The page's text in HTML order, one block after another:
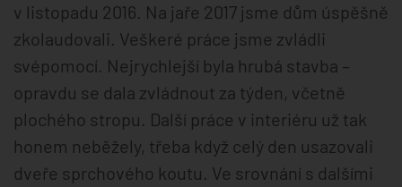
v listopadu 2016. Na jaře 2017 jsme dům úspěšně
zkolaudovali. Veškeré práce jsme zvládli
svépomocí. Nejrychlejší byla hrubá stavba –
opravdu se dala zvládnout za týden, včetně
plochého stropu. Další práce v interiéru už tak
honem neběžely, třeba když celý den usazovali
dveře sprchového koutu. Ve srovnání s dalšími